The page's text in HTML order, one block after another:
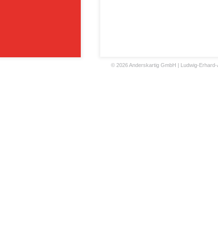
© 2026 Anderskartig GmbH | Ludwig-